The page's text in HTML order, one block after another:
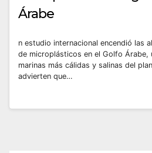
Árabe
n estudio internacional encendió las
de microplásticos en el Golfo Árabe,
marinas más cálidas y salinas del
advierten que…